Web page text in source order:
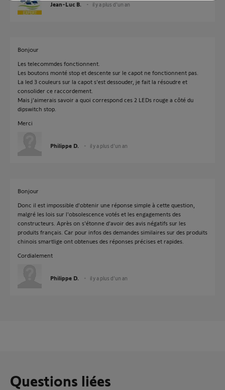
Jean-Luc B. il y a plus d'un an
Bonjour
Les telecommdes fonctionnent.
Les boutons monté stop et descente sur le capot ne fonctionnent pas.
La led 3 couleurs sur la capot s'est dessouder, je fait la résoudre et
consolider ce raccordement.
Mais j'aimerais savoir a quoi correspond ces 2 LEDs rouge a côté du
dipswitch stop.
Merci
Philippe D. il y a plus d'un an
Bonjour
Donc il est impossible d'obtenir une réponse simple à cette question,
malgré les lois sur l'obsolescence votés et les engagements des
constructeurs. Après on s'étonne d'avoir des avis négatifs sur les
produits français. Car pour infos des demandes similaires sur des produits
chinois smartlige ont obtenues des réponses précises et rapides.
Cordialement
Philippe D. il y a plus d'un an
Questions liées